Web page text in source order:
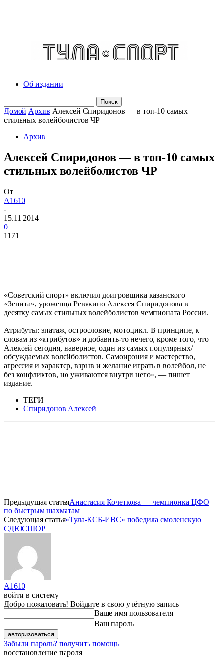
Об издании
Домой Архив Алексей Спиридонов — в топ-10 самых
стильных волейболистов ЧР
Архив
Алексей Спиридонов — в топ-10 самых
стильных волейболистов ЧР
От
A1610
-
15.11.2014
0
1171
«Советский спорт» включил доигровщика казанского
«Зенита», уроженца Ревякино Алексея Спиридонова в
десятку самых стильных волейболистов чемпионата России.
Атрибуты: эпатаж, острословие, мотоцикл. В принципе, к
словам из «атрибутов» и добавить-то нечего, кроме того, что
Алексей сегодня, наверное, один из самых популярных/
обсуждаемых волейболистов. Самоирония и мастерство,
агрессия и характер, взрыв и желание играть в волейбол, не
без конфликтов, но уживаются внутри него», — пишет
издание.
ТЕГИ
Спиридонов Алексей
Предыдущая статьяАнастасия Кочеткова — чемпионка ЦФО
по быстрым шахматам
Следующая статья«Тула-КСБ-ИВС» победила смоленскую
СДЮСШОР
A1610
войти в систему
Добро пожаловать! Войдите в свою учётную запись
Ваше имя пользователя
Ваш пароль
Забыли пароль? получить помощь
восстановление пароля